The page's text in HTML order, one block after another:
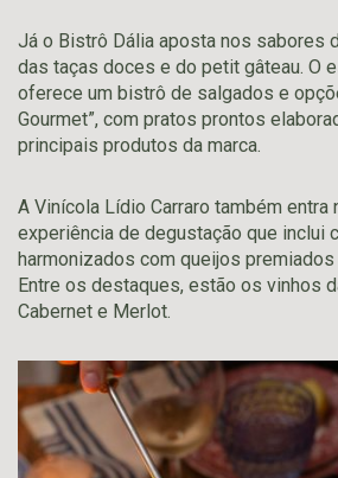
Já o Bistrô Dália aposta nos sabores
das taças doces e do petit gâteau. O
oferece um bistrô de salgados e
Gourmet”, com pratos prontos
principais produtos da marca.
A Vinícola Lídio Carraro também entra
experiência de degustação que inclui
harmonizados com queijos premiados
Entre os destaques, estão os vinhos
Cabernet e Merlot.